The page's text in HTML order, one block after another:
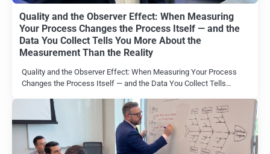
Quality and the Observer Effect: When Measuring
Your Process Changes the Process Itself — and the
Data You Collect Tells You More About the
Measurement Than the Reality
Quality and the Observer Effect: When Measuring Your Process
Changes the Process Itself — and the Data You Collect Tells…